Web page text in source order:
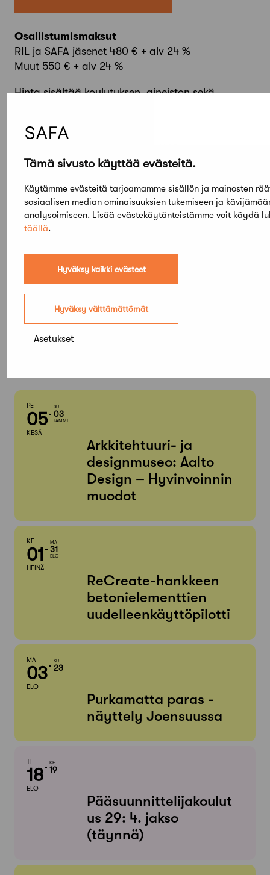
Tämä sivusto käyttää evästeitä.
Käytämme evästeitä tarjoamamme sisällön ja mainosten
sosiaalisen median ominaisuuksien tukemiseen ja
analysoimiseen. Lisää evästekäytänteistämme voit käydä
täällä.
Hyväksy kaikki evästeet
Hyväksy välttämättömät
Asetukset
Osallistumismaksut
RIL ja SAFA jäsenet 480 € + alv 24 %
Muut 550 € + alv 24 %
Hinta sisältää koulutuksen, aineiston sekä
Lisätietoja
elina.rantakallio@ril.fi
Elokuu,
2026
PE
05
KESÄ
SU
03
TAMMI
Arkkitehtuuri- ja
designmuseo: Aalto
Design – Hyvinvoinnin
muodot
KE
01
HEINÄ
MA
31
ELO
ReCreate-hankkeen
betonielementtien
uudelleenkäyttöpilotti
MA
03
ELO
SU
23
Purkamatta paras -
näyttely Joensuussa
TI
18
ELO
KE
19
Pääsuunnittelijakoulut
us 29: 4. jakso
(täynnä)